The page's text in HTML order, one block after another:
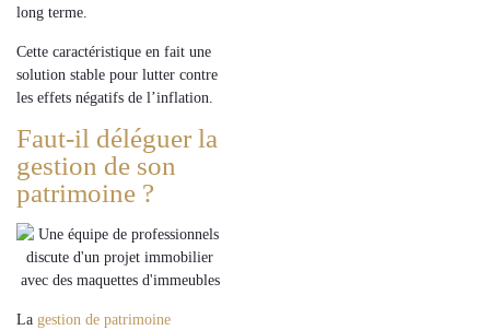
long terme.
Cette caractéristique en fait une
solution stable pour lutter contre
les effets négatifs de l’inflation.
Faut-il déléguer la
gestion de son
patrimoine ?
La gestion de patrimoine